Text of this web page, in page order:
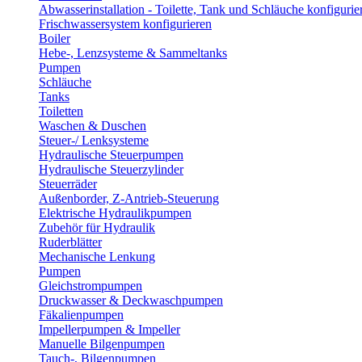
Abwasserinstallation - Toilette, Tank und Schläuche
Frischwassersystem konfigurieren
Boiler
Hebe-, Lenzsysteme & Sammeltanks
Pumpen
Schläuche
Tanks
Toiletten
Waschen & Duschen
Steuer-/ Lenksysteme
Hydraulische Steuerpumpen
Hydraulische Steuerzylinder
Steuerräder
Außenborder, Z-Antrieb-Steuerung
Elektrische Hydraulikpumpen
Zubehör für Hydraulik
Ruderblätter
Mechanische Lenkung
Pumpen
Gleichstrompumpen
Druckwasser & Deckwaschpumpen
Fäkalienpumpen
Impellerpumpen & Impeller
Manuelle Bilgenpumpen
Tauch-, Bilgenpumpen